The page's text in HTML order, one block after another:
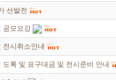
선발전
공모요강
전시취소안내
록 및 표구대금 및 전시준비 안내